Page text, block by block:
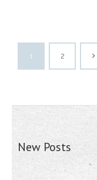
1 2
New Posts